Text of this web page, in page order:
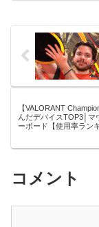
【VALORANT
んだデバイスTOP3│マ
ーボード【使用率ラン
コメント